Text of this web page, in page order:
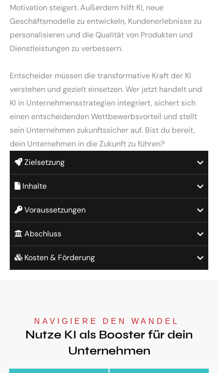
Motivation steigert. Außerdem hilft KI, neue
Geschäftsmodelle zu entwickeln, Kundenerlebnisse zu
personalisieren und die Qualität von Produkten und
Dienstleistungen zu verbessern.
Entscheider müssen die transformative Kraft der KI
verstehen und gezielt einsetzen. Wer jetzt handelt und
KI in Unternehmensstrategien integriert, sichert sich
einen entscheidenden Wettbewerbsvorteil und stellt
sein Unternehmen zukunftssicher auf. Bist du bereit,
dein Unternehmen in die Zukunft zu führen?
Zielsetzung
Inhalte
Voraussetzungen
Abschluss
Kosten & Förderung
NAVIGIERE DEN WANDEL
Nutze KI als Booster für dein
Unternehmen